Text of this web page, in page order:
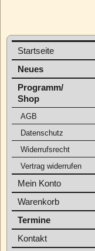
Startseite
Neues
Programm/
Shop
AGB
Datenschutz
Widerrufsrecht
Vertrag widerrufen
Mein Konto
Warenkorb
Termine
Kontakt